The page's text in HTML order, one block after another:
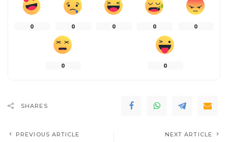
0 0 0 0 0
0 0
SHARES
PREVIOUS ARTICLE NEXT ARTICLE